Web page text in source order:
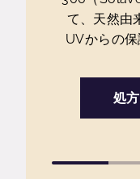
て、天然由
UVからの
処